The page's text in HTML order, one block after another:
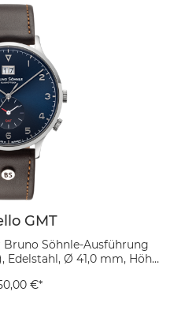
GMT
Söhnle-Ausführung
Edelstahl, Ø 41,0 mm, Höhe
Dornschließe
€*